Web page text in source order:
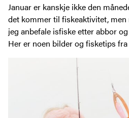
Januar er kanskje ikke den
det kommer til fiskeaktivitet,
jeg anbefale isfiske etter abbor
Her er noen bilder og fisketips